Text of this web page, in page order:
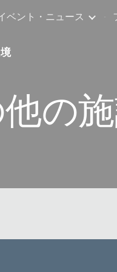
Skip to
ベント・ニュース
の